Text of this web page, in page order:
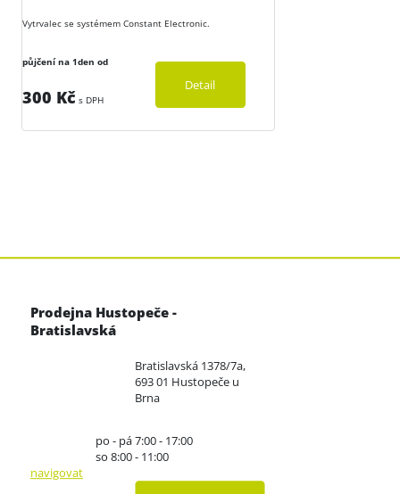
Vytrvalec se systémem Constant Electronic.
půjčení na 1den od
300 Kč s DPH
Detail
Prodejna Hustopeče -
Bratislavská
Bratislavská 1378/7a,
693 01 Hustopeče u
Brna
po - pá 7:00 - 17:00
so 8:00 - 11:00
navigovat